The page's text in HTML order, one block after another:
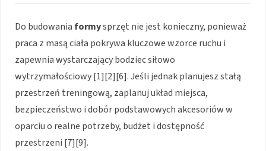
Do budowaniaformysprzęt nie jest konieczny, ponieważ
praca z masą ciała pokrywa kluczowe wzorce ruchu i
zapewnia wystarczający bodziec siłowo
wytrzymałościowy [1][2][6]. Jeśli jednak planujesz stałą
przestrzeń treningową, zaplanuj układ miejsca,
bezpieczeństwo i dobór podstawowych akcesoriów w
oparciu o realne potrzeby, budżet i dostępność
przestrzeni [7][9].